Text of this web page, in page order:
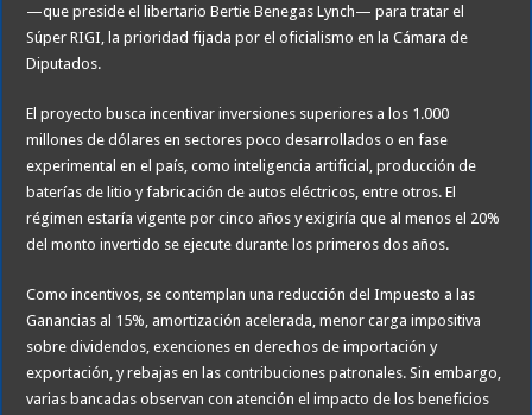
—que preside el libertario Bertie Benegas Lynch— para tratar el
Súper RIGI, la prioridad fijada por el oficialismo en la Cámara de
Diputados.
El proyecto busca incentivar inversiones superiores a los 1.000
millones de dólares en sectores poco desarrollados o en fase
experimental en el país, como inteligencia artificial, producción de
baterías de litio y fabricación de autos eléctricos, entre otros. El
régimen estaría vigente por cinco años y exigiría que al menos el 20%
del monto invertido se ejecute durante los primeros dos años.
Como incentivos, se contemplan una reducción del Impuesto a las
Ganancias al 15%, amortización acelerada, menor carga impositiva
sobre dividendos, exenciones en derechos de importación y
exportación, y rebajas en las contribuciones patronales. Sin embargo,
varias bancadas observan con atención el impacto de los beneficios